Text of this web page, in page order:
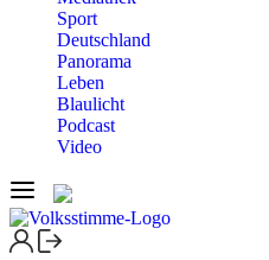
Sport
Deutschland
Panorama
Leben
Blaulicht
Podcast
Video